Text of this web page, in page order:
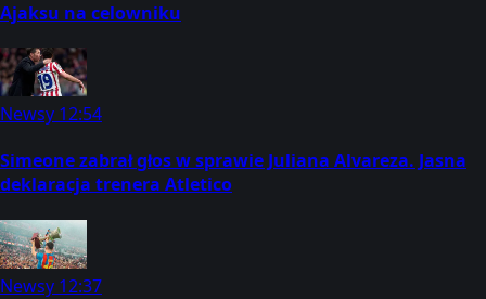
Ajaksu na celowniku
Newsy 12:54
Simeone zabrał głos w sprawie Juliana Alvareza. Jasna
deklaracja trenera Atletico
Newsy 12:37